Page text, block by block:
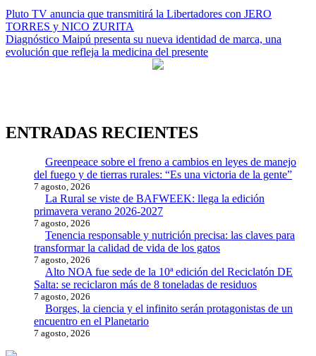
Navegación
de
entradas
Pluto TV anuncia que transmitirá la Libertadores con JERO
TORRES y NICO ZURITA
Diagnóstico Maipú presenta su nueva identidad de marca, una
evolución que refleja la medicina del presente
ENTRADAS RECIENTES
Greenpeace sobre el freno a cambios en leyes de manejo
del fuego y de tierras rurales: “Es una victoria de la gente”
7 agosto, 2026
La Rural se viste de BAFWEEK: llega la edición
primavera verano 2026-2027
7 agosto, 2026
Tenencia responsable y nutrición precisa: las claves para
transformar la calidad de vida de los gatos
7 agosto, 2026
Alto NOA fue sede de la 10ª edición del Reciclatón DE
Salta: se reciclaron más de 8 toneladas de residuos
7 agosto, 2026
Borges, la ciencia y el infinito serán protagonistas de un
encuentro en el Planetario
7 agosto, 2026